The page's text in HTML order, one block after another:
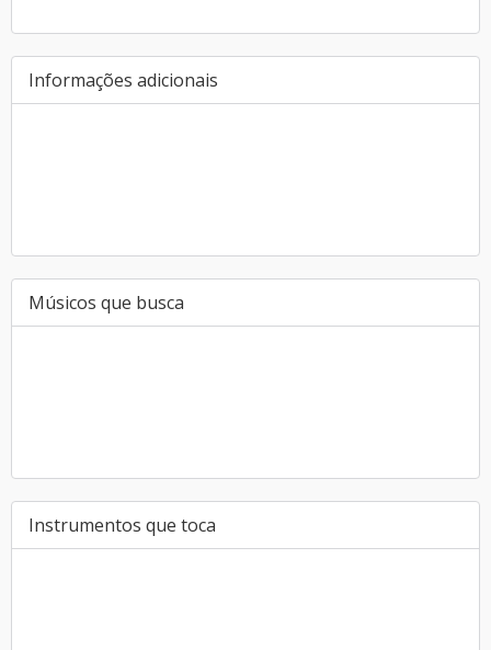
Informações adicionais
Músicos que busca
Instrumentos que toca